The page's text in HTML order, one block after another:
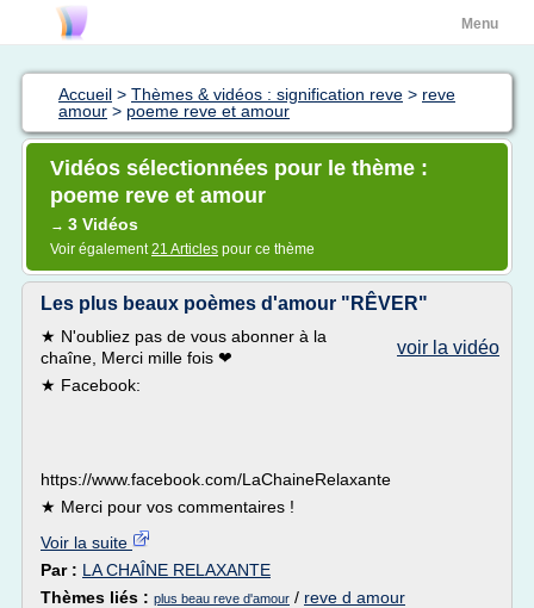
Menu
Accueil > Thèmes & vidéos : signification reve > reve
amour > poeme reve et amour
Vidéos sélectionnées pour le thème :
poeme reve et amour
→ 3 Vidéos
Voir également21 Articles pour ce thème
Les plus beaux poèmes d'amour "RÊVER"
voir la vidéo
★ N'oubliez pas de vous abonner à la
chaîne, Merci mille fois ❤
★ Facebook:
https://www.facebook.com/LaChaineRelaxante
★ Merci pour vos commentaires !
Voir la suite
Par : LA CHAÎNE RELAXANTE
Thèmes liés : plus beau reve d'amour / reve d amour